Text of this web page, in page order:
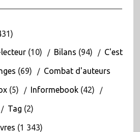
(10) Bilans (94) C'est
(69) Combat d'auteurs
(5) Informebook(42)
Tag (2)
(1 343)